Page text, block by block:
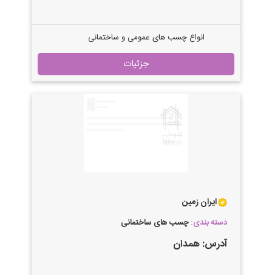
انواع چسب های عمومی و ساختمانی
جزئیات
ایران زمین
دسته بندی:چسب های ساختمانی
آدرس:همدان